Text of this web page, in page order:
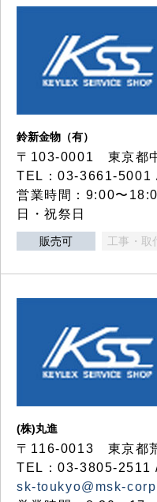
鈴新金物（有）
〒103-0001 東京都
TEL：03-3661-5001
営業時間：9:00〜
日・祝祭日
販売可 工事・取
(株)丸進
〒116-0013 東京都
TEL：03-3805-2511
sk-toukyo@msk-